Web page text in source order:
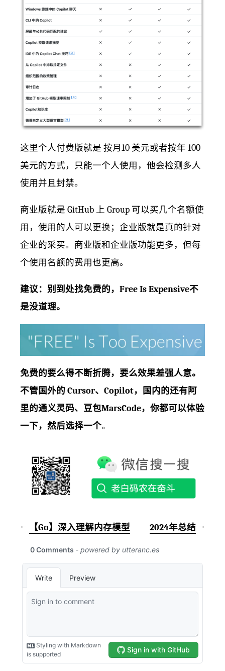
这里个人付费版就是 按月10 美元或者按年 100
美元的方式，只能一个人使用，他会检测多人
使用并且封禁。
商业版就是 GitHub 上 Group 可以买几个名额使
用，使用的人可以更换；企业版就是真的针对
企业的采买。商业版和企业版功能更多，但每
个使用名额的费用也更高。
建议：别到处找免费的，Free Is Expensive不
是没道理。
免费的要么得不断折腾，要么效果差强人意。
不管国外的 Cursor、Copilot，国内的还有阿
里的通义灵码、豆包MarsCode，你都可以体验
一下，然后选择一个。
← 【Go】深入理解内存模型 2024年总结 →